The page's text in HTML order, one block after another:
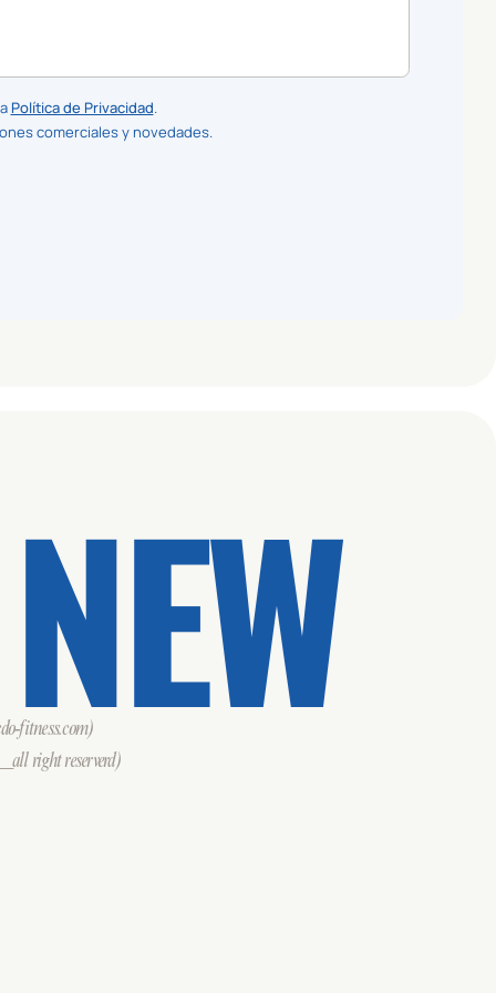
Política de Privacidad.
comerciales y novedades.
fitness.com)
right reserverd)